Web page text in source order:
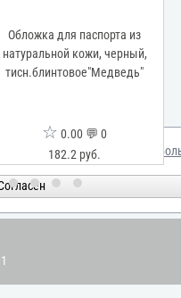
паспорта из
кожи, черный,
0.00 💬 0
вашего опыта. Узнать